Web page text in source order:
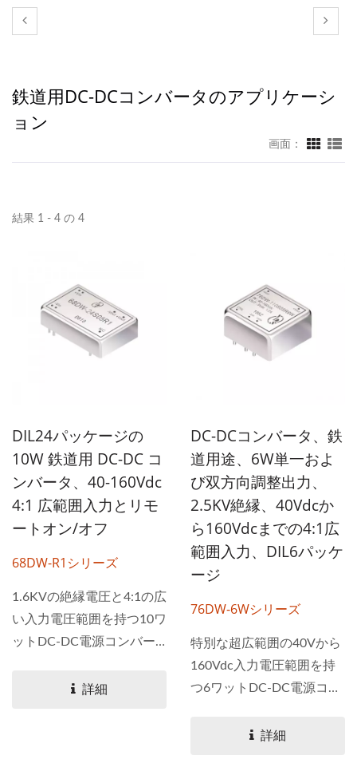
鉄道用DC-DCコンバータのアプリケーシ
ョン
画面：
結果 1 - 4 の 4
DIL24パッケージの
10W 鉄道用 DC-DC コ
ンバータ、40-160Vdc
4:1 広範囲入力とリモ
ートオン/オフ
68DW-R1シリーズ
1.6KVの絶縁電圧と4:1の広
い入力電圧範囲を持つ10ワ
ットDC-DC電源コンバー
詳細
DC-DCコンバータ、鉄
道用途、6W単一およ
び双方向調整出力、
2.5KV絶縁、40Vdcか
ら160Vdcまでの4:1広
範囲入力、DIL6パッケ
ージ
76DW-6Wシリーズ
特別な超広範囲の40Vから
160Vdc入力電圧範囲を持
つ6ワットDC-DC電源コン
ズは2.5KVの絶縁電圧と
詳細